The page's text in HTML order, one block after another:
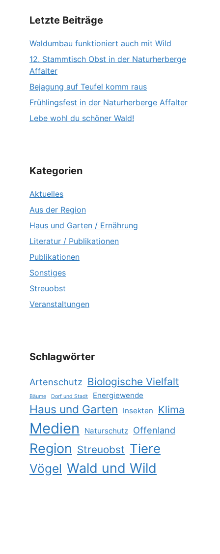
Letzte Beiträge
Waldumbau funktioniert auch mit Wild
12. Stammtisch Obst in der Naturherberge
Affalter
Bejagung auf Teufel komm raus
Frühlingsfest in der Naturherberge Affalter
Lebe wohl du schöner Wald!
Kategorien
Aktuelles
Aus der Region
Haus und Garten / Ernährung
Literatur / Publikationen
Publikationen
Sonstiges
Streuobst
Veranstaltungen
Schlagwörter
Artenschutz Biologische Vielfalt
Bäume Dorf und Stadt Energiewende
Haus und Garten Insekten Klima
Medien Naturschutz Offenland
Region Streuobst Tiere
Vögel Wald und Wild